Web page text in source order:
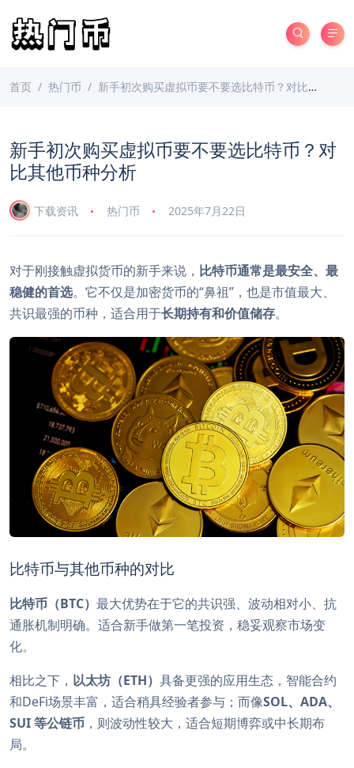
首页 热门币 新手初次购买虚拟币要不要选比特币？对比其他币种分析
新手初次购买虚拟币要不要选比特币？对
比其他币种分析
下载资讯 热门币 2025年7月22日
对于刚接触虚拟货币的新手来说， 比特币通常是最安全、最
稳健的首选。它不仅是加密货币的“鼻祖”，也是市值最大、
共识最强的币种，适合用于长期持有和价值储存。
比特币与其他币种的对比
比特币（BTC） 最大优势在于它的共识强、波动相对小、抗
通胀机制明确。适合新手做第一笔投资，稳妥观察市场变
化。
相比之下， 以太坊（ETH） 具备更强的应用生态，智能合约
和DeFi场景丰富，适合稍具经验者参与；而像SOL、ADA、
SUI 等公链币 ，则波动性较大，适合短期博弈或中长期布
局。